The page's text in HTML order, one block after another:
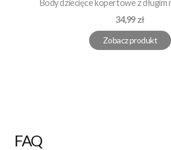
Body dziecięce kopertowe z długim
Cena
34,99 zł
Zobacz produkt
FAQ